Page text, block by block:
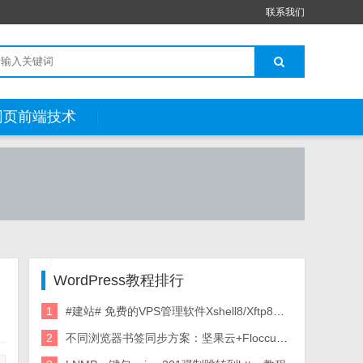
联系我们
页前端技术
WordPress教程排行
1 #建站# 免费的VPS管理软件Xshell8/Xftp8中文版下载
2 不同浏览器书签同步方案：坚果云+Floccus_详细使用教程